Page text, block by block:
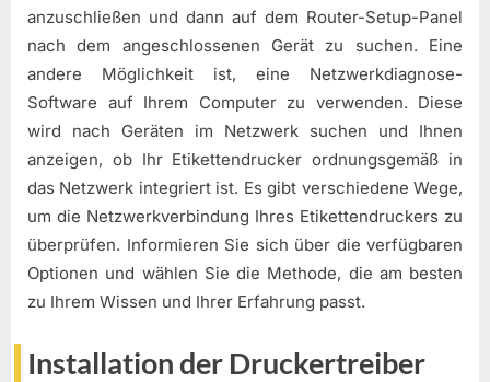
anzuschließen und dann auf dem Router-Setup-Panel
nach dem angeschlossenen Gerät zu suchen. Eine
andere Möglichkeit ist, eine Netzwerkdiagnose-
Software auf Ihrem Computer zu verwenden. Diese
wird nach Geräten im Netzwerk suchen und Ihnen
anzeigen, ob Ihr Etikettendrucker ordnungsgemäß in
das Netzwerk integriert ist. Es gibt verschiedene Wege,
um die Netzwerkverbindung Ihres Etikettendruckers zu
überprüfen. Informieren Sie sich über die verfügbaren
Optionen und wählen Sie die Methode, die am besten
zu Ihrem Wissen und Ihrer Erfahrung passt.
Installation der Druckertreiber